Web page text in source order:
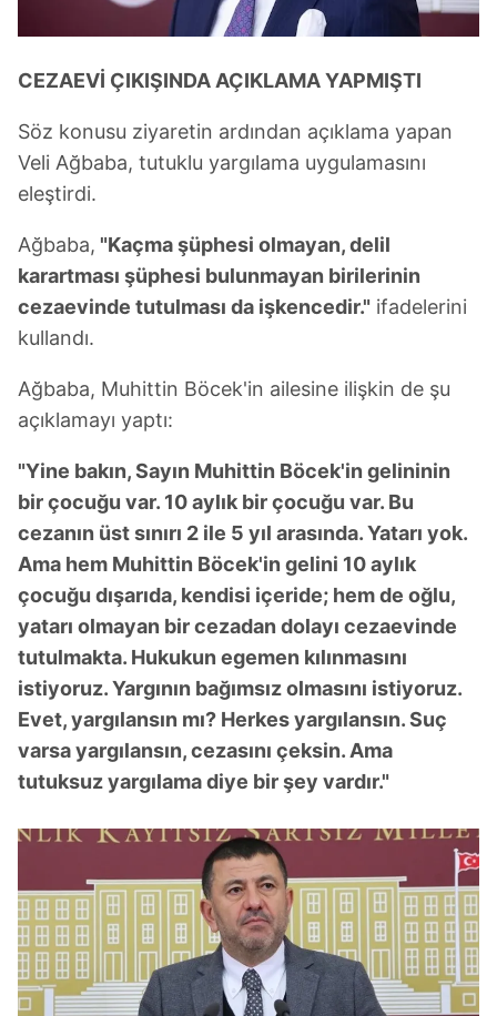
CEZAEVİ ÇIKIŞINDA AÇIKLAMA YAPMIŞTI
Söz konusu ziyaretin ardından açıklama yapan
Veli Ağbaba, tutuklu yargılama uygulamasını
eleştirdi.
Ağbaba, "Kaçma şüphesi olmayan, delil
karartması şüphesi bulunmayan birilerinin
cezaevinde tutulması da işkencedir." ifadelerini
kullandı.
Ağbaba, Muhittin Böcek'in ailesine ilişkin de şu
açıklamayı yaptı:
"Yine bakın, Sayın Muhittin Böcek'in gelininin
bir çocuğu var. 10 aylık bir çocuğu var. Bu
cezanın üst sınırı 2 ile 5 yıl arasında. Yatarı yok.
Ama hem Muhittin Böcek'in gelini 10 aylık
çocuğu dışarıda, kendisi içeride; hem de oğlu,
yatarı olmayan bir cezadan dolayı cezaevinde
tutulmakta. Hukukun egemen kılınmasını
istiyoruz. Yargının bağımsız olmasını istiyoruz.
Evet, yargılansın mı? Herkes yargılansın. Suç
varsa yargılansın, cezasını çeksin. Ama
tutuksuz yargılama diye bir şey vardır."